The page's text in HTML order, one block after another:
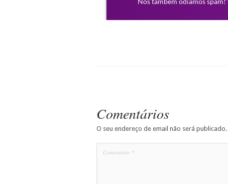
Comentários
O seu endereço de email não será publicado.